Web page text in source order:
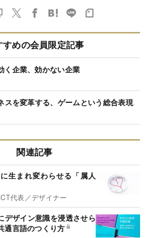
すめの会員限定記事
く企業、効かない企業
スを変革する、ゲームという総合表現
関連記事
生まれ変わらせる「属人
代表／デザイナー
デザイン意識を浸透させら
通言語のつくり方